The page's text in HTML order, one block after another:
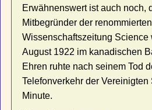
Erwähnenswert ist auch noch,
Mitbegründer der renommierten
Wissenschaftszeitung Science
August 1922 im kanadischen
Ehren ruhte nach seinem Tod
Telefonverkehr der Vereinigten
Minute.